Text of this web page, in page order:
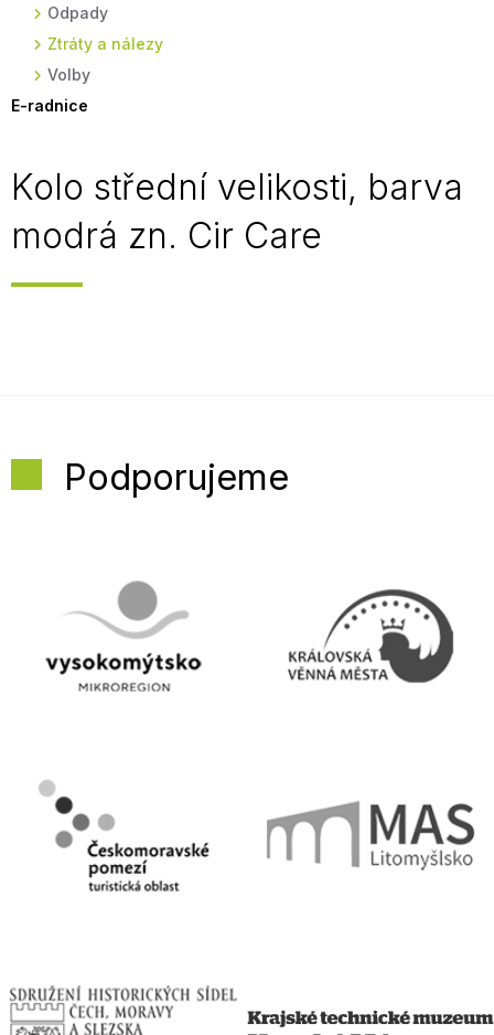
Odpady
Ztráty a nálezy
Volby
E-radnice
Kolo střední velikosti, barva
modrá zn. Cir Care
Podporujeme